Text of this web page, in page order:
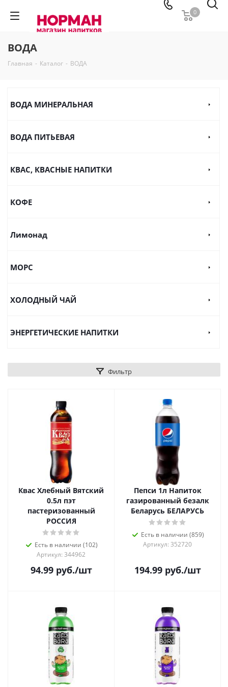
0
ВОДА
Главная - Каталог - ВОДА
ВОДА МИНЕРАЛЬНАЯ
ВОДА ПИТЬЕВАЯ
КВАС, КВАСНЫЕ НАПИТКИ
КОФЕ
Лимонад
МОРС
ХОЛОДНЫЙ ЧАЙ
ЭНЕРГЕТИЧЕСКИЕ НАПИТКИ
Фильтр
Квас Хлебный Вятский
0.5л пэт
пастеризованный
РОССИЯ
Есть в наличии (102)
Артикул: 344962
94.99руб./шт
Пепси 1л Напиток
газированный безалк
Беларусь БЕЛАРУСЬ
Есть в наличии (859)
Артикул: 352720
194.99руб./шт